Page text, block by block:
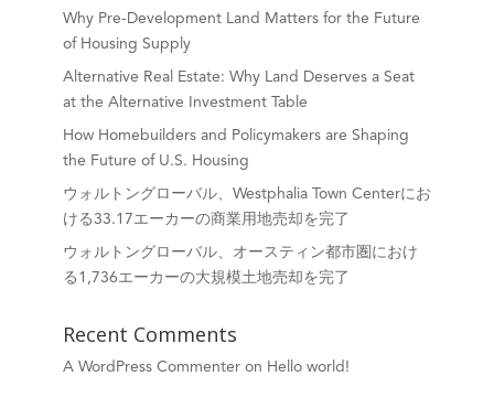
Why Pre-Development Land Matters for the Future
of Housing Supply
Alternative Real Estate: Why Land Deserves a Seat
at the Alternative Investment Table
How Homebuilders and Policymakers are Shaping
the Future of U.S. Housing
ウォルトングローバル、Westphalia Town Centerにお
ける33.17エーカーの商業用地売却を完了
ウォルトングローバル、オースティン都市圏におけ
る1,736エーカーの大規模土地売却を完了
Recent Comments
A WordPress Commenteron Hello world!